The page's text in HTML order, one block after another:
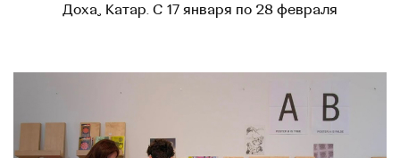
Доха, Катар. С 17 января по 28 февраля